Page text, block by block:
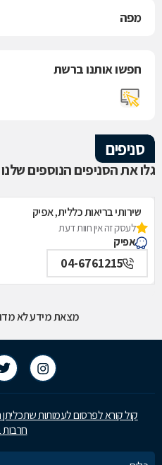
מפה
חפשו אותנו ברשת
סניפים
גלו את הסניפים הנוספים שלנו
שירותי בריאות כללית, אפיק
לעסק זה אין חוות דעת
אפיק
04-6761215
מצאת מידע לא
קול קורא לפרסום לעמותות
חרבות